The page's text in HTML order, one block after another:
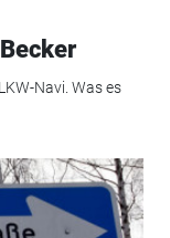
Navi. Was es